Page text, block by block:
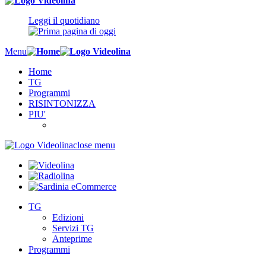
Leggi il quotidiano
Menu
Home
TG
Programmi
RISINTONIZZA
PIU'
close menu
TG
Edizioni
Servizi TG
Anteprime
Programmi